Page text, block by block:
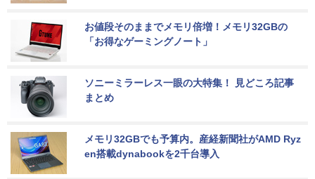
お値段そのままでメモリ倍増！メモリ32GBの
「お得なゲーミングノート」
ソニーミラーレス一眼の大特集！ 見どころ記事
まとめ
メモリ32GBでも予算内。産経新聞社がAMD Ryz
en搭載dynabookを2千台導入